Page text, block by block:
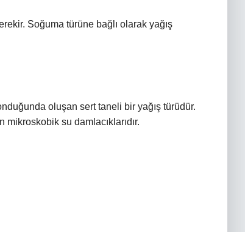
Soğuma türüne bağlı olarak yağış
oluşan sert taneli bir yağış türüdür.
su damlacıklarıdır.